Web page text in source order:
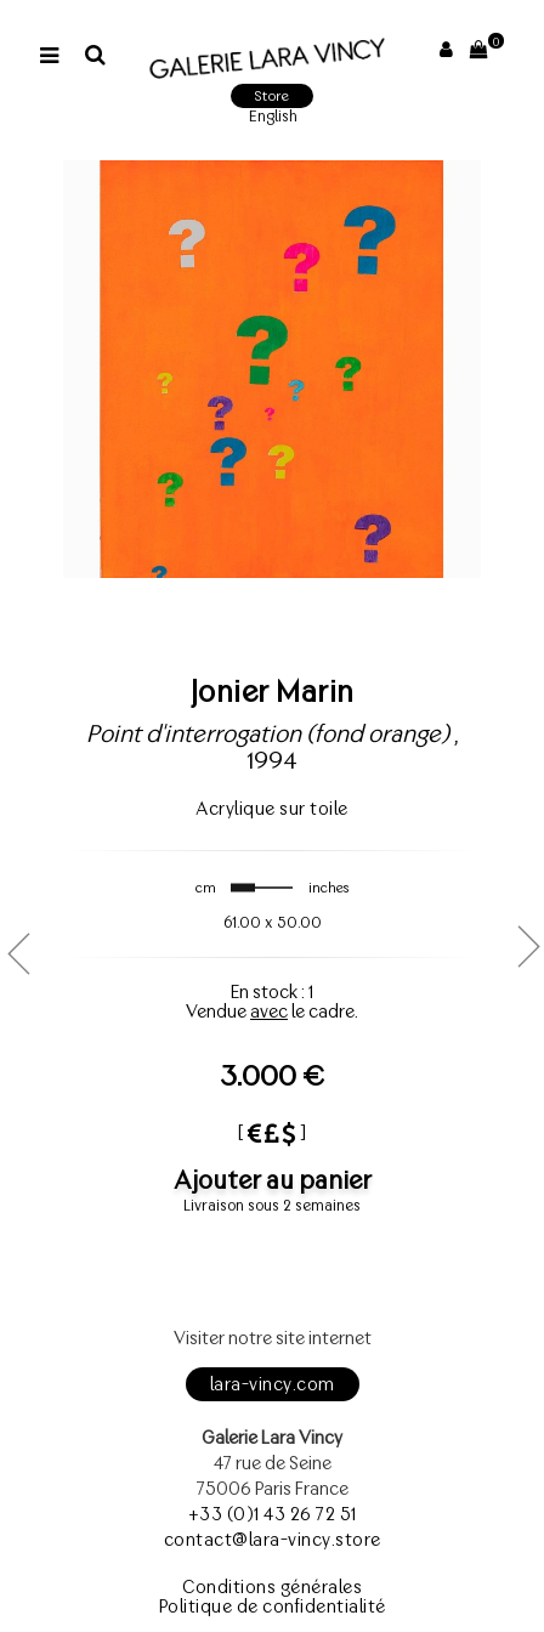
0
Store
English
Jonier Marin
Point d'interrogation (fond orange),
1994
Acrylique sur toile
cm inches
61.00 x 50.00
En stock : 1
Vendueavecle cadre.
3.000 €
[ ]
Ajouter au panier
Livraison sous 2 semaines
Visiter notre site internet
lara-vincy.com
Galerie Lara Vincy
47 rue de Seine
75006 Paris France
+33 (0)1 43 26 72 51
contact@lara-vincy.store
Conditions générales
Politique de confidentialité